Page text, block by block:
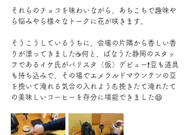
それらのチョコを味わいながら、あちこちで趣味や
ら悩みやら様々なトークに花が咲きます。
そうこうしているうちに、会場の片隅から香しい香
りが漂ってきました☕何と、ばなうた静岡のスタッ
フであるイケ氏がバリスタ（仮）デビュー❗豆も道具
も持ち込みで、その場でエメラルドマウンテンの豆
を挽いて淹れる気合の入れよう💪挽きたて淹れたて
の美味しいコーヒーを存分に堪能できました😄